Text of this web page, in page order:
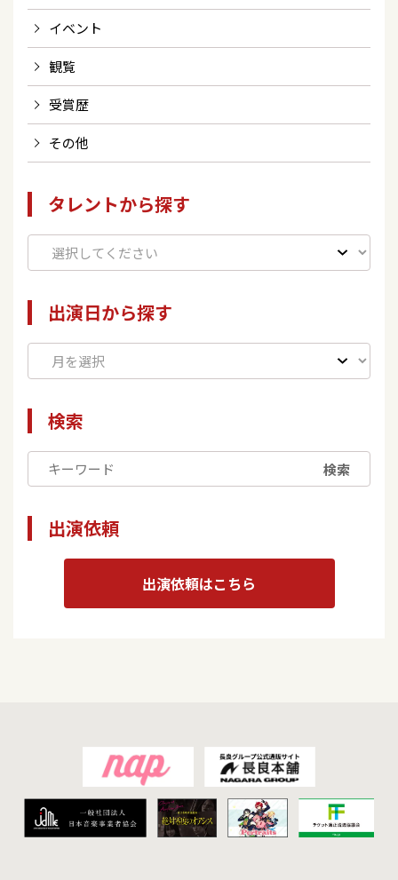
イベント
観覧
受賞歴
その他
タレントから探す
出演日から探す
検索
検索
出演依頼
出演依頼はこちら